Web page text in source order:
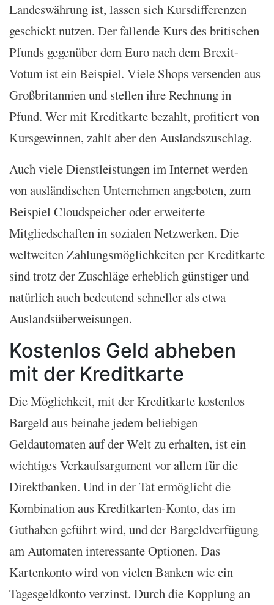
Landeswährung ist, lassen sich Kursdifferenzen
geschickt nutzen. Der fallende Kurs des britischen
Pfunds gegenüber dem Euro nach dem Brexit-
Votum ist ein Beispiel. Viele Shops versenden aus
Großbritannien und stellen ihre Rechnung in
Pfund. Wer mit Kreditkarte bezahlt, profitiert von
Kursgewinnen, zahlt aber den Auslandszuschlag.
Auch viele Dienstleistungen im Internet werden
von ausländischen Unternehmen angeboten, zum
Beispiel Cloudspeicher oder erweiterte
Mitgliedschaften in sozialen Netzwerken. Die
weltweiten Zahlungsmöglichkeiten per Kreditkarte
sind trotz der Zuschläge erheblich günstiger und
natürlich auch bedeutend schneller als etwa
Auslandsüberweisungen.
Kostenlos Geld abheben
mit der Kreditkarte
Die Möglichkeit, mit der Kreditkarte kostenlos
Bargeld aus beinahe jedem beliebigen
Geldautomaten auf der Welt zu erhalten, ist ein
wichtiges Verkaufsargument vor allem für die
Direktbanken. Und in der Tat ermöglicht die
Kombination aus Kreditkarten-Konto, das im
Guthaben geführt wird, und der Bargeldverfügung
am Automaten interessante Optionen. Das
Kartenkonto wird von vielen Banken wie ein
Tagesgeldkonto verzinst. Durch die Kopplung an